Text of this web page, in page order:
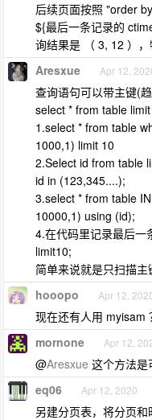
后续页面按照 "order
${最后一条记录的
询结果是 （ 3, 12 ）
Aresxue Apr 12,
查询语句可以带主键(
select * from table
1.select * from table
1000,1) limit 10
2.Select id from table
id in (123,345....);
3.select * from table
10000,1) using (id);
4.在代码里记录最后
limit10;
简单来说就是只扫描
hooopo Apr 12,
现在还有人用 myisam
mornone Apr 12,
@Aresxue 这个方法是
eq06 Apr 12, 2020
另建分页表，将分页